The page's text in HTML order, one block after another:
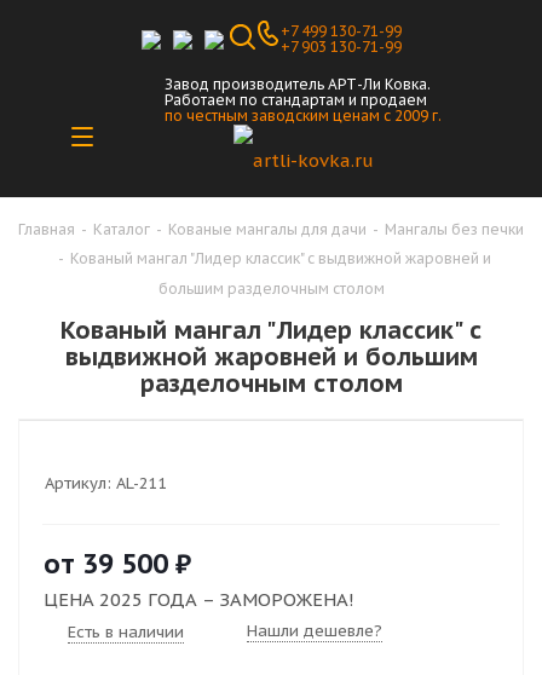
+7 499 130-71-99
+7 903 130-71-99
Завод производитель АРТ-Ли Ковка.
Работаем по стандартам и продаем
по честным заводским ценам с 2009 г.
Главная - Каталог - Кованые мангалы для дачи - Мангалы без печки
- Кованый мангал "Лидер классик" с выдвижной жаровней и
большим разделочным столом
Кованый мангал "Лидер классик" с
выдвижной жаровней и большим
разделочным столом
Артикул: AL-211
от 39 500 ₽
ЦЕНА 2025 ГОДА – ЗАМОРОЖЕНА!
Есть в наличии Нашли дешевле?